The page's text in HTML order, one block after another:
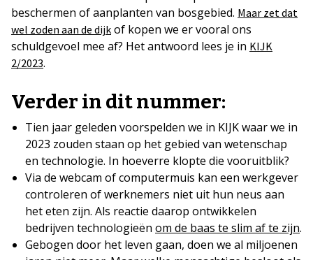
beschermen of aanplanten van bosgebied. Maar zet dat
wel zoden aan de dijk of kopen we er vooral ons
schuldgevoel mee af? Het antwoord lees je in KIJK
2/2023.
Verder in dit nummer:
Tien jaar geleden voorspelden we in KIJK waar we in
2023 zouden staan op het gebied van wetenschap
en technologie. In hoeverre klopte die vooruitblik?
Via de webcam of computermuis kan een werkgever
controleren of werknemers niet uit hun neus aan
het eten zijn. Als reactie daarop ontwikkelen
bedrijven technologieën om de baas te slim af te zijn.
Gebogen door het leven gaan, doen we al miljoenen